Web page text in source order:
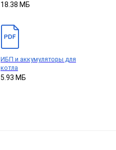
18.38 МБ
ИБП и аккумуляторы для
котла
5.93 МБ